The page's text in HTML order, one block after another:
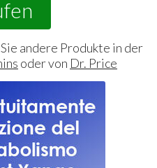
andere Produkte in der
oder von Dr. Price